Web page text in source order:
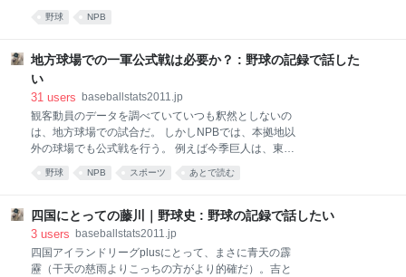
なかった。 高知県では小学生の野球大会が大々的に行
な指導者のもと、あたかも甲子園のミニチュア版のよ
うな大会が行われてきた。 この大会の参加チーム、選
手が激減しているのだ
でもない、.381の柳田など3割打者5人をそろえる最強
打線に、安定感のある先発投手陣、そして万全のセッ
前まで1軍の遊撃手だった金子は今宮にはじきだされ
て2軍に。上林誠知や猪本健太郎などが1軍をうかが
う。三冠王、松中も2軍で出場。 投手陣がバンデンハ
今季から救援に回った東浜巨、千賀滉大、山田大樹な
どもいる。 そして3軍、3月後半以降、四国アイランド
リーグplusや大学、社会人、韓国プロなどと39試合を
戦っている。戦績は良くないが、勝負ではなく試合経
野球 NPB
地方球場での一軍公式戦は必要か？ : 野球の記録で話した
い
31 users baseballstats2011.jp
観客動員のデータを調べていていつも釈然としないの
は、地方球場での試合だ。 しかしNPBでは、本拠地以
外の球場でも公式戦を行う。 例えば今季巨人は、東京
ドームでは64試合しかしない。前橋、宇都宮、郡山、
松山、富山、金沢の各球場で1試合、京セラドーム大
スも、鹿児島、熊本で1試合、北九州で2試合、東京ド
ームや京セラドーム大阪でも主催試合を行う。 オリッ
クス・バファローズは、京セラドーム大阪で56試合、
ほっともっとフィールド神戸で15試合、そして京都の
野球 NPB スポーツ あとで読む
四国にとっての藤川｜野球史 : 野球の記録で話したい
3 users baseballstats2011.jp
四国アイランドリーグplusにとって、まさに青天の霹
靂（干天の慈雨よりこっちの方がより的確だ）。吉と